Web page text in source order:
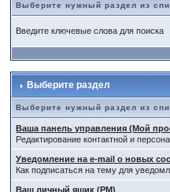
Выберите нужный раздел из
Введите ключевые слова для поиска
Выберите раздел
Выберите нужный раздел из
Ваша панель управления (Мой
Редактирование контактной и
Уведомление на e-mail о новых
Как подписаться на тему для
Ваш личный ящик (PM)